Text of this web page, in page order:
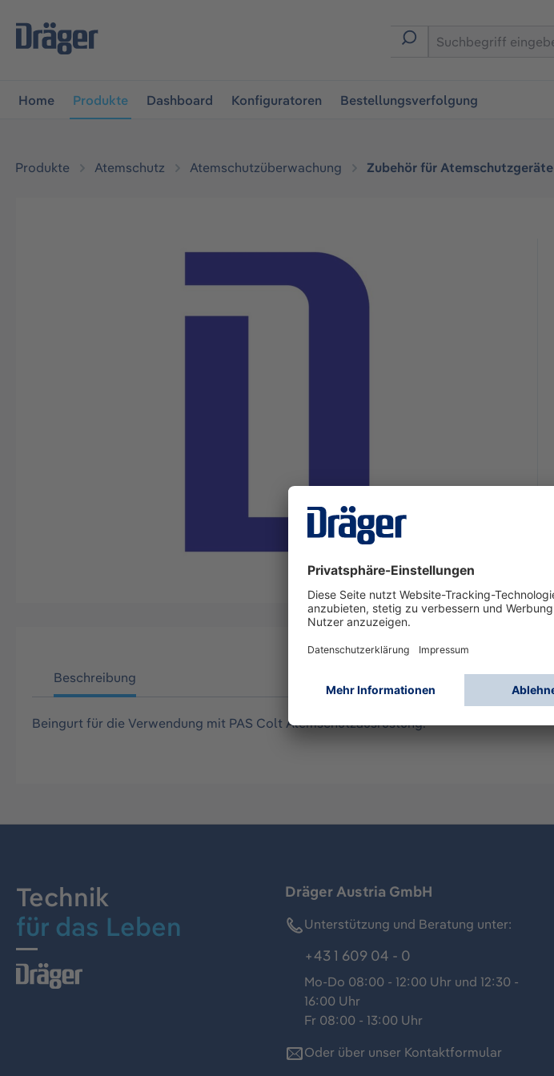
springen
Home Produkte Dashboard Konfiguratoren Bestellungsverfolgung
Produkte Atemschutz Atemschutzüberwachung Zubehör für Atemschutzgeräte
Beschreibung
Beingurt für die Verwendung mit PAS Colt Atemschutzausrüstung.
Technik
für das Leben
Dräger Austria GmbH
Unterstützung und Beratung unter:
+43 1 609 04 - 0
Mo-Do 08:00 - 12:00 Uhr und 12:30 -
16:00 Uhr
Fr 08:00 - 13:00 Uhr
Oder über unser Kontaktformular